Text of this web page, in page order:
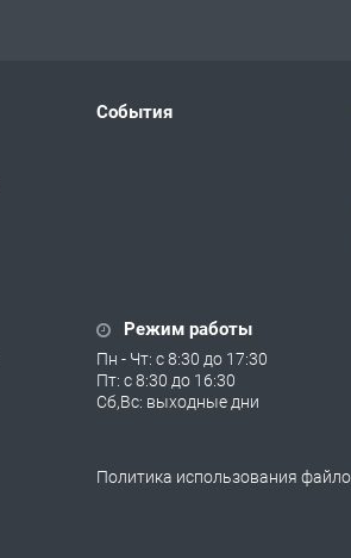
События
Режим работы
Пн - Чт: с 8:30 до 17:30
Пт: с 8:30 до 16:30
Сб,Вс: выходные дни
Политика использования